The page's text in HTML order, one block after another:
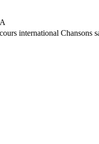
international Chansons